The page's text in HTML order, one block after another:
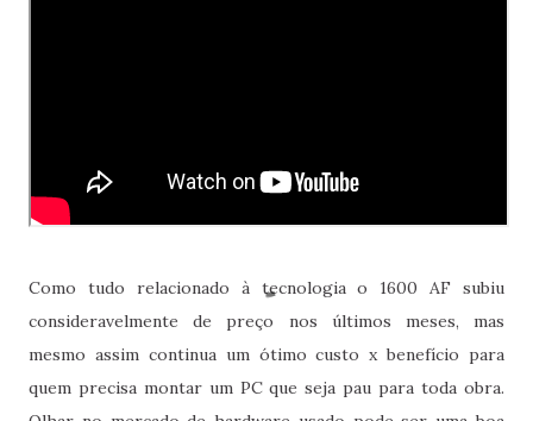
Como tudo relacionado à tecnologia o 1600 AF subiu
consideravelmente de preço nos últimos meses, mas
mesmo assim continua um ótimo custo x benefício para
quem precisa montar um PC que seja pau para toda obra.